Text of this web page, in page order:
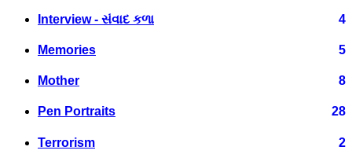
Interview - સંવાદ કળા 4
Memories 5
Mother 8
Pen Portraits 28
Terrorism 2